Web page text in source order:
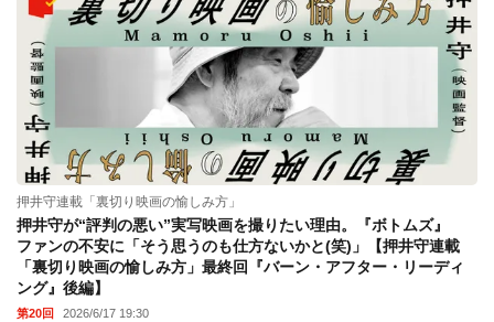
押井守連載「裏切り映画の愉しみ方」
押井守が“評判の悪い”実写映画を撮りたい理由。『ボトムズ』
ファンの不安に「そう思うのも仕方ないかと(笑)」【押井守連載
「裏切り映画の愉しみ方」最終回『バーン・アフター・リーディ
ング』後編】
第20回 2026/6/17 19:30